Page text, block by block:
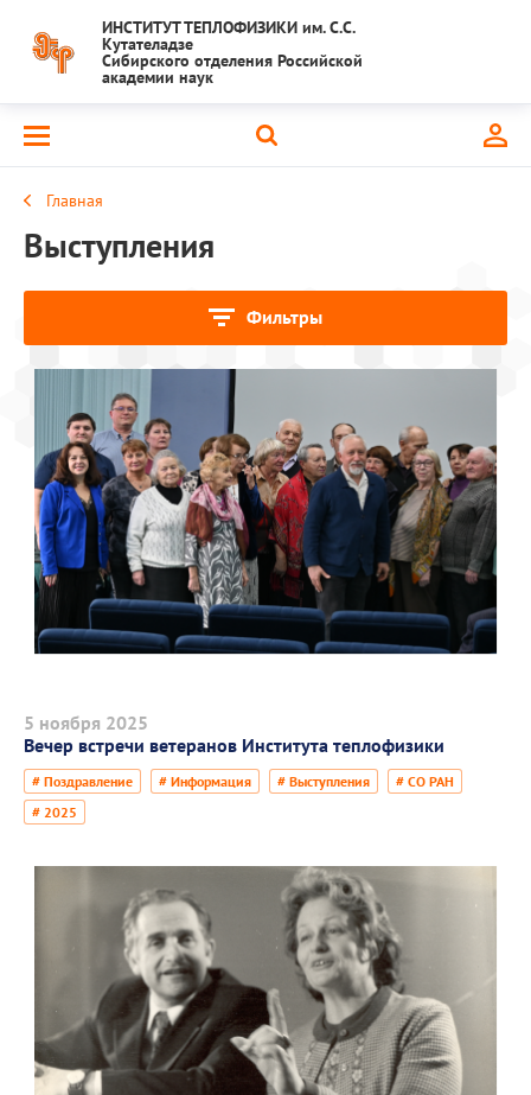
ИНСТИТУТ ТЕПЛОФИЗИКИ им. С.С.
Кутателадзе
Сибирского отделения Российской
академии наук
Главная
Выступления
Фильтры
5 ноября 2025
Вечер встречи ветеранов Института теплофизики
# Поздравление # Информация # Выступления
# СО РАН
# 2025